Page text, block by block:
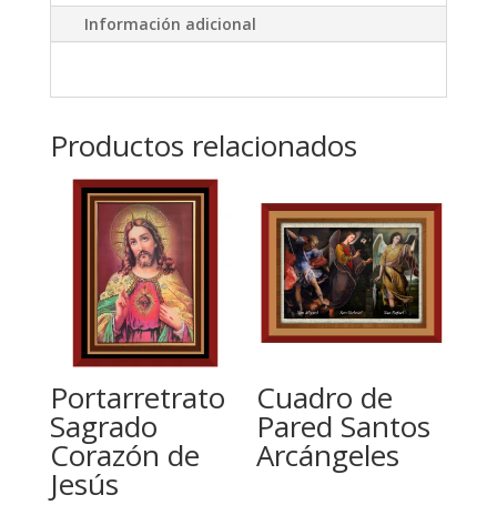
Información adicional
Productos relacionados
Portarretrato
Sagrado
Corazón de
Jesús
Cuadro de
Pared Santos
Arcángeles